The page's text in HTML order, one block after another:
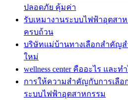
ปลอดภัย คุ้มค่า
รับเหมางานระบบไฟฟ้าอุตสา
ครบถ้วน
บริษัทแม่บ้านทางเลือกสำคัญ
ใหม่
wellness center คืออะไร และ
การให้ความสำคัญกับการเลือ
ระบบไฟฟ้าอุตสาหกรรม